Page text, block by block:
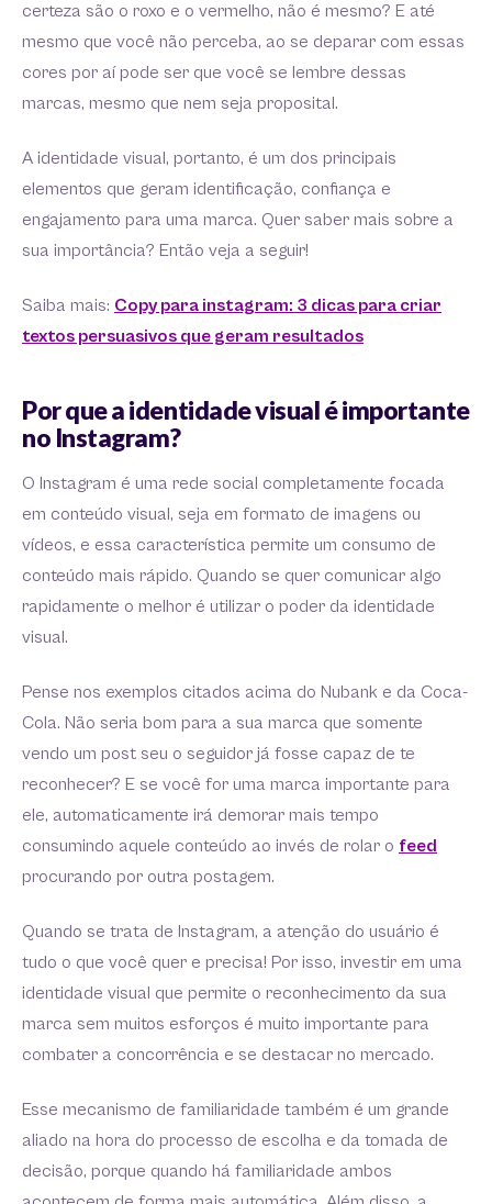
certeza são o roxo e o vermelho, não é mesmo? E até
mesmo que você não perceba, ao se deparar com essas
cores por aí pode ser que você se lembre dessas
marcas, mesmo que nem seja proposital.
A identidade visual, portanto, é um dos principais
elementos que geram identificação, confiança e
engajamento para uma marca. Quer saber mais sobre a
sua importância? Então veja a seguir!
Saiba mais: Copy para instagram: 3 dicas para criar
textos persuasivos que geram resultados
Por que a identidade visual é importante
no Instagram?
O Instagram é uma rede social completamente focada
em conteúdo visual, seja em formato de imagens ou
vídeos, e essa característica permite um consumo de
conteúdo mais rápido. Quando se quer comunicar algo
rapidamente o melhor é utilizar o poder da identidade
visual.
Pense nos exemplos citados acima do Nubank e da Coca-
Cola. Não seria bom para a sua marca que somente
vendo um post seu o seguidor já fosse capaz de te
reconhecer? E se você for uma marca importante para
ele, automaticamente irá demorar mais tempo
consumindo aquele conteúdo ao invés de rolar o feed
procurando por outra postagem.
Quando se trata de Instagram, a atenção do usuário é
tudo o que você quer e precisa! Por isso, investir em uma
identidade visual que permite o reconhecimento da sua
marca sem muitos esforços é muito importante para
combater a concorrência e se destacar no mercado.
Esse mecanismo de familiaridade também é um grande
aliado na hora do processo de escolha e da tomada de
decisão, porque quando há familiaridade ambos